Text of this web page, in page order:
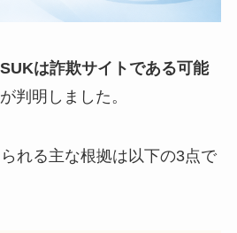
SUKは詐欺サイトである可能
判明しました。
れる主な根拠は以下の3点で